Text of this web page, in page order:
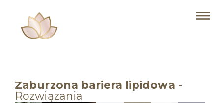
Zaburzona bariera lipidowa -
Rozwiązania